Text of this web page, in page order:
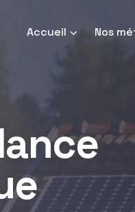
Accueil Nos